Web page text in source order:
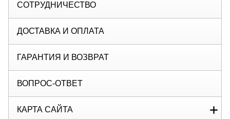
СОТРУДНИЧЕСТВО
ДОСТАВКА И ОПЛАТА
ГАРАНТИЯ И ВОЗВРАТ
ВОПРОС-ОТВЕТ
КАРТА САЙТА